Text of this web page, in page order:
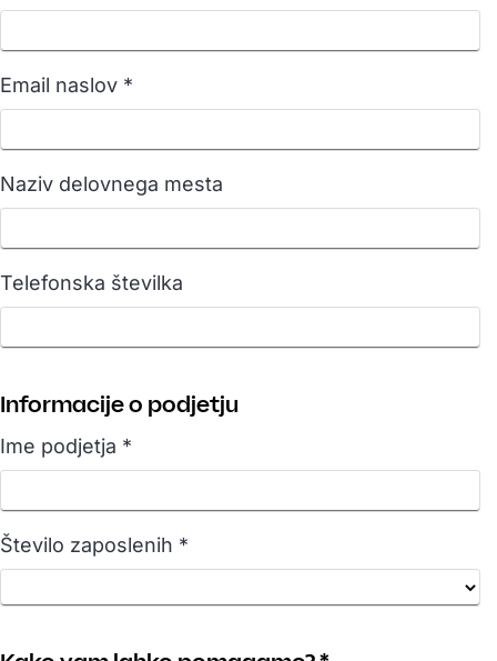
Email naslov *
Naziv delovnega mesta
Telefonska številka
Informacije o podjetju
Ime podjetja *
Število zaposlenih *